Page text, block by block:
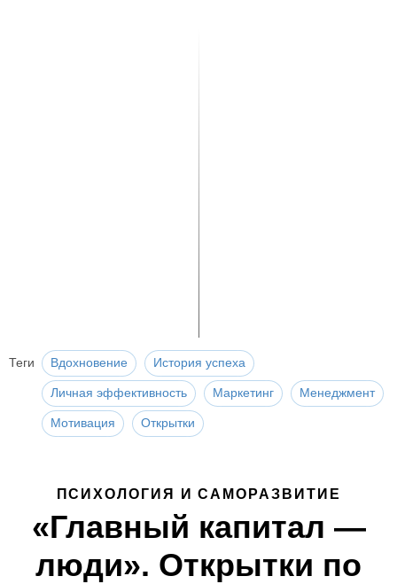
Теги Вдохновение История успеха
Личная эффективность Маркетинг Менеджмент
Мотивация Открытки
ПСИХОЛОГИЯ И САМОРАЗВИТИЕ
«Главный капитал —
люди». Открытки по